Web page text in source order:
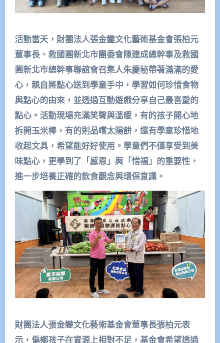
活動當天，財團法人張金鑾文化藝術基金會張柏元
董事長、救國團新北市團委會陳建成總幹事及救國
團新北市總幹事聯誼會召集人朱慶秘帶著滿滿的愛
心，親自將點心送到學童手中，學習如何珍惜食物
與點心的由來，並透過互動遊戲分享自己最喜愛的
點心。活動現場充滿笑聲與溫暖，有的孩子開心地
拆開玉米棒，有的則品嚐太陽餅，還有學童珍惜地
收起文具，希望能好好使用。學童們不僅享受到美
味點心，更學到了「感恩」與「惜福」的重要性，
進一步培養正確的飲食觀念與環保意識。
財團法人張金鑾文化藝術基金會董事長張柏元表
示，偏鄉孩子在資源上相對不足，基金會希望透過